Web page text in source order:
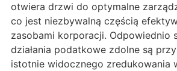
otwiera drzwi do optymalne
co jest niezbywalną częścią
zasobami korporacji. Odpowiednio
działania podatkowe zdolne są
istotnie widocznego zredukowania